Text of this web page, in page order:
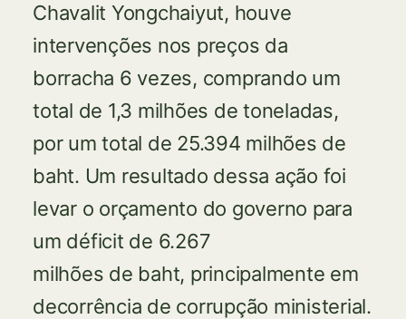
Chavalit Yongchaiyut, houve
intervenções nos preços da
borracha 6 vezes, comprando um
total de 1,3 milhões de toneladas,
por um total de 25.394 milhões de
baht. Um resultado dessa ação foi
levar o orçamento do governo para
um déficit de 6.267
milhões de baht, principalmente em
decorrência de corrupção ministerial.